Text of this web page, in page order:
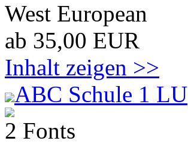
West European
ab 35,00 EUR
Inhalt zeigen >>
ABC Schule 1 LU
2 Fonts